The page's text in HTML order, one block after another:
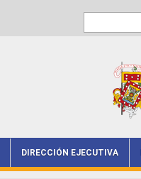
DIRECCIÓN EJECUTIVA